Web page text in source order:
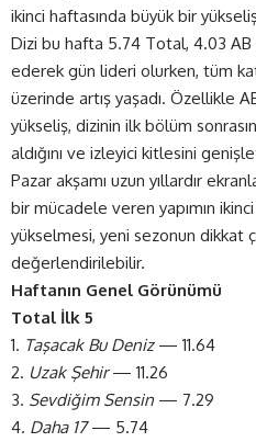
ikinci haftasında büyük bir
Dizi bu hafta 5.74 Total, 4.03 AB
ederek gün lideri olurken, tüm
üzerinde artış yaşadı. Özellikle
yükseliş, dizinin ilk bölüm
aldığını ve izleyici kitlesini
Pazar akşamı uzun yıllardır
bir mücadele veren yapımın
yükselmesi, yeni sezonun dikkat
değerlendirilebilir.
Haftanın Genel Görünümü
Total İlk 5
1. Taşacak Bu Deniz — 11.64
2. Uzak Şehir— 11.26
3. Sevdiğim Sensin — 7.29
4. Daha 17— 5.74